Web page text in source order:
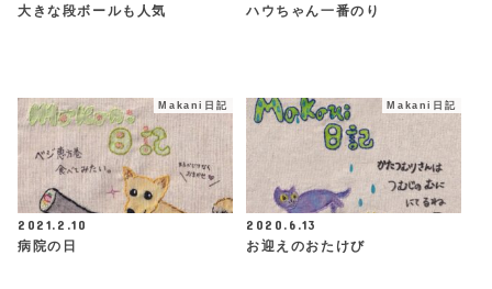
大きな段ボールも人気 ハウちゃん一番のり
Makani日記
2021.2.10
病院の日
Makani日記
2020.6.13
お迎えのおたけび